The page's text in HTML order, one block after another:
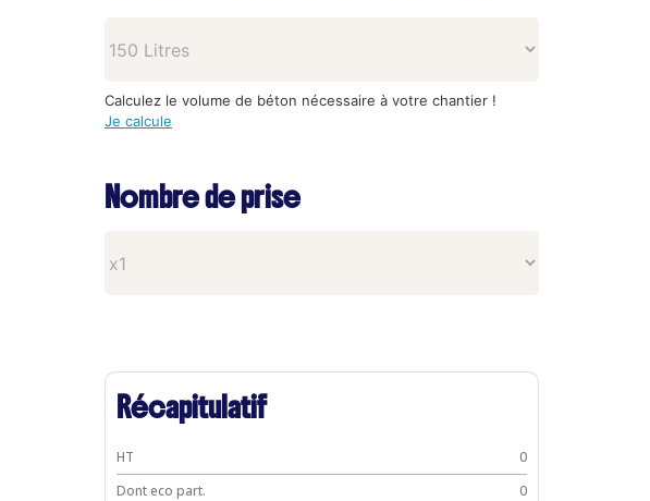
Calculez le volume de béton nécessaire à votre chantier !
Je calcule
Nombre de prise
Récapitulatif
HT
0
Dont eco part.
0